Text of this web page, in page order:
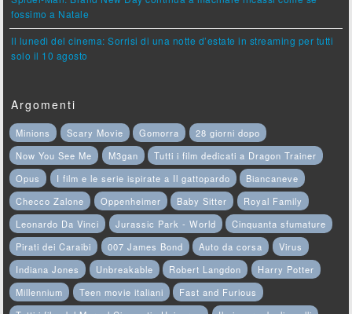
fossimo a Natale
Il lunedì del cinema: Sorrisi di una notte d’estate in streaming per tutti
solo il 10 agosto
Argomenti
Minions Scary Movie Gomorra
28 giorni dopo
Now You See Me
M3gan
Tutti i film dedicati a Dragon Trainer
Opus
I film e le serie ispirate a Il gattopardo
Biancaneve
Checco Zalone
Oppenheimer Baby Sitter
Royal Family
Leonardo Da Vinci
Jurassic Park - World
Cinquanta sfumature
Pirati dei Caraibi
007 James Bond Auto da corsa
Virus
Indiana Jones
Unbreakable Robert Langdon
Harry Potter
Millennium
Teen movie italiani
Fast and Furious